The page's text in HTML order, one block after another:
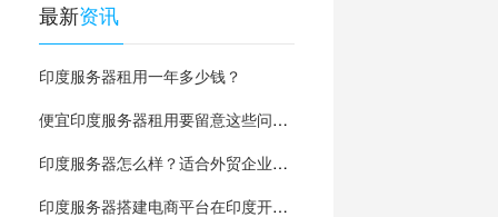
最新资讯
印度服务器租用一年多少钱？
便宜印度服务器租用要留意这些问题？
印度服务器怎么样？适合外贸企业吗？
印度服务器搭建电商平台在印度开展业务怎么样